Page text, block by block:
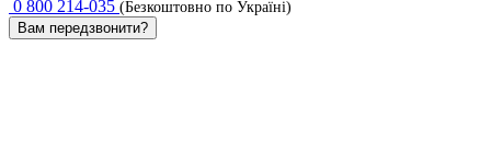
0 800 214-035 (Безкоштовно по Україні)
Вам передзвонити?